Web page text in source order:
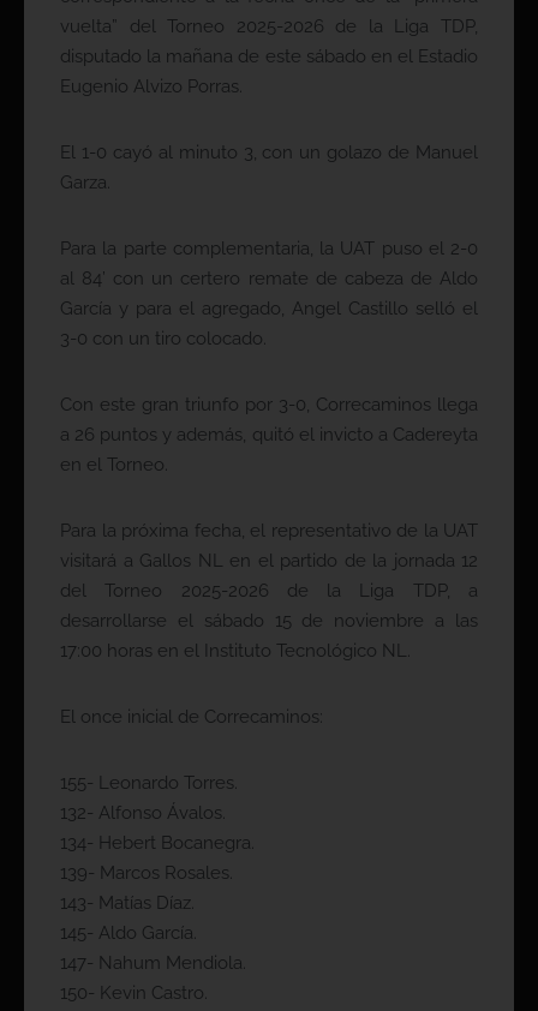
vuelta” del Torneo 2025-2026 de la Liga TDP,
disputado la mañana de este sábado en el Estadio
Eugenio Alvizo Porras.
El 1-0 cayó al minuto 3, con un golazo de Manuel
Garza.
Para la parte complementaria, la UAT puso el 2-0
al 84’ con un certero remate de cabeza de Aldo
García y para el agregado, Angel Castillo selló el
3-0 con un tiro colocado.
Con este gran triunfo por 3-0, Correcaminos llega
a 26 puntos y además, quitó el invicto a Cadereyta
en el Torneo.
Para la próxima fecha, el representativo de la UAT
visitará a Gallos NL en el partido de la jornada 12
del Torneo 2025-2026 de la Liga TDP, a
desarrollarse el sábado 15 de noviembre a las
17:00 horas en el Instituto Tecnológico NL.
El once inicial de Correcaminos:
155- Leonardo Torres.
132- Alfonso Ávalos.
134- Hebert Bocanegra.
139- Marcos Rosales.
143- Matías Díaz.
145- Aldo García.
147- Nahum Mendiola.
150- Kevin Castro.